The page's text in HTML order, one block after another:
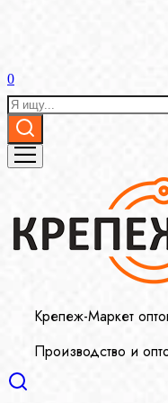
0
Крепеж-Маркет
Производство и